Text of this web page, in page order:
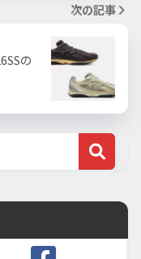
次の記事
の